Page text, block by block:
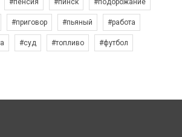
#пенсия #пинск #подорожание
#приговор #пьяный #работа
#суд #топливо #футбол